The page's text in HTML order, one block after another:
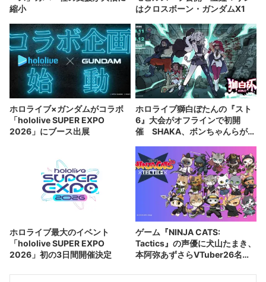
縮小
はクロスボーン・ガンダムX1
ホロライブ×ガンダムがコラボ
「hololive SUPER EXPO
2026」にブース出展
ホロライブ獅白ぼたんの『スト
6』大会がオフラインで初開
催 SHAKA、ボンちゃんらが出
ホロライブ最大のイベント
「hololive SUPER EXPO
2026」初の3日間開催決定
ゲーム『NINJA CATS:
Tactics』の声優に犬山たまき、
本阿弥あずさらVTuber26名起